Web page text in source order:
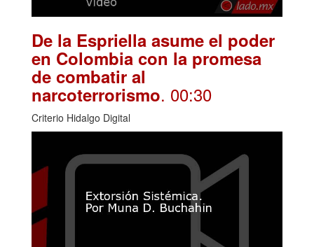
De la Espriella asume el poder
en Colombia con la promesa
de combatir al
narcoterrorismo. 00:30
Criterio Hidalgo Digital